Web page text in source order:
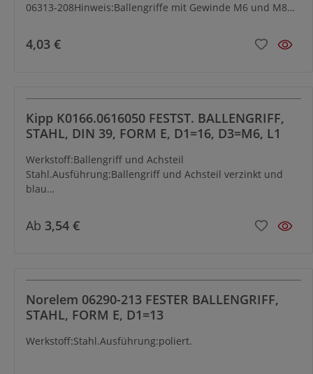
06313-208Hinweis:Ballengriffe mit Gewinde M6 und M8
Thermoplast.
4,03 €
Kipp K0166.0616050 FESTST. BALLENGRIFF,
STAHL, DIN 39, FORM E, D1=16, D3=M6, L1
Werkstoff:Ballengriff und Achsteil
Stahl.Ausführung:Ballengriff und Achsteil verzinkt und
blau
riff passend zu Handräder DIN 950.
Ab 3,54 €
Norelem 06290-213 FESTER BALLENGRIFF,
STAHL, FORM E, D1=13
Werkstoff:Stahl.Ausführung:poliert.